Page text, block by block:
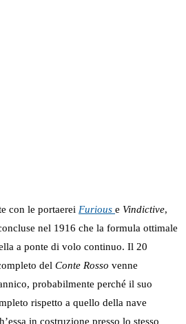
con le portaerei Furious e Vindictive,
nel 1916 che la formula ottimale
a ponte di volo continuo. Il 20
del Conte Rosso venne
probabilmente perché il suo
rispetto a quello della nave
in costruzione presso lo stesso